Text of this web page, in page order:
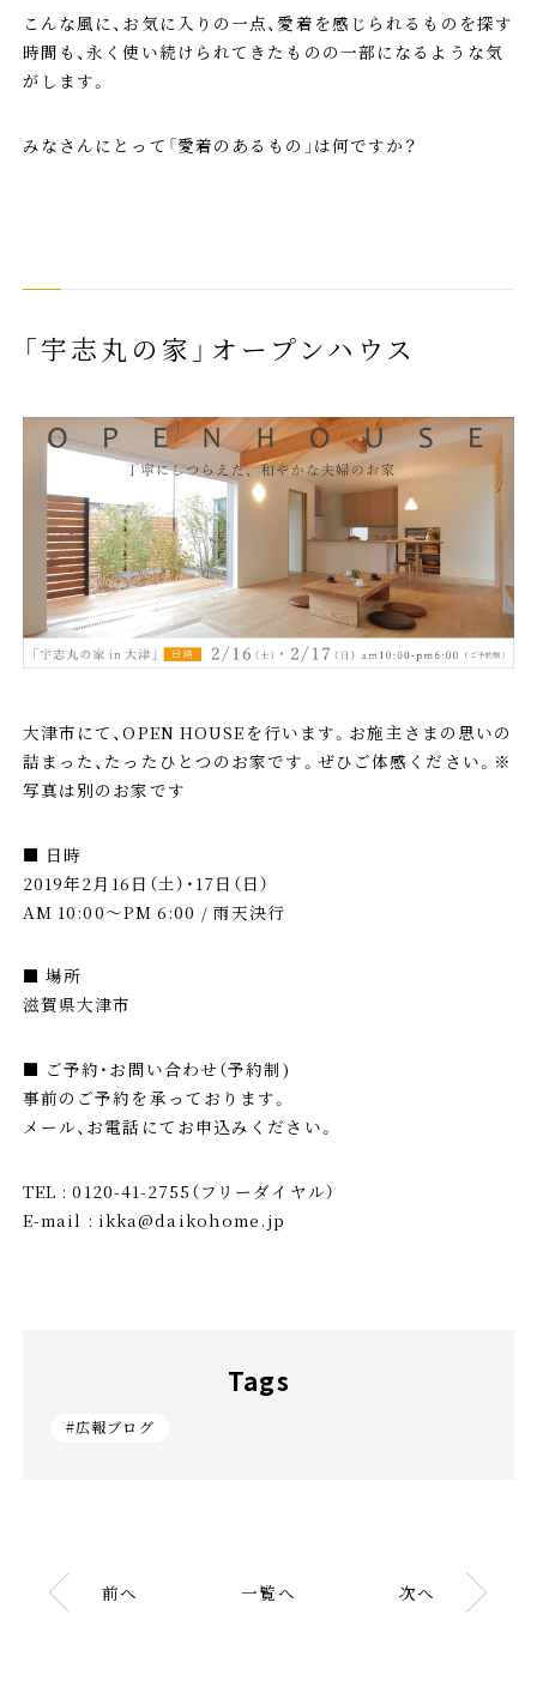
こんな風に、お気に入りの一点、愛着を感じられるものを探す
時間も、永く使い続けられてきたものの一部になるような気
がします。
みなさんにとって「愛着のあるもの」は何ですか？
「宇志丸の家」オープンハウス
大津市にて、OPEN HOUSEを行います。お施主さまの思いの
詰まった、たったひとつのお家です。ぜひご体感ください。※
写真は別のお家です⠀
■ 日時⠀⠀⠀
2019年2月16日（土）・17日（日）
AM 10:00～PM 6:00 / 雨天決行
■ 場所⠀⠀⠀
滋賀県大津市
■ ご予約・お問い合わせ（予約制)
事前のご予約を承っております。⠀
メール、お電話にてお申込みください。
TEL : 0120-41-2755（フリーダイヤル）
E-mail : ikka@daikohome.jp
Tags
#広報ブログ
前へ 一覧へ 次へ